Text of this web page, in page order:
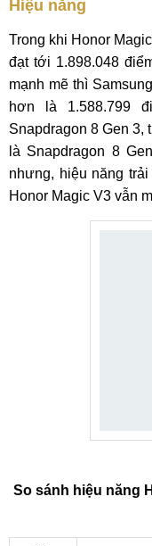
Hiệu năng
Trong khi Honor
đạt tới 1.898.048
mạnh mẽ thì
hơn là 1.588.799
Snapdragon 8 Gen 3,
là Snapdragon 8
nhưng, hiệu năng
Honor Magic V3 vẫn
So sánh hiệu năng